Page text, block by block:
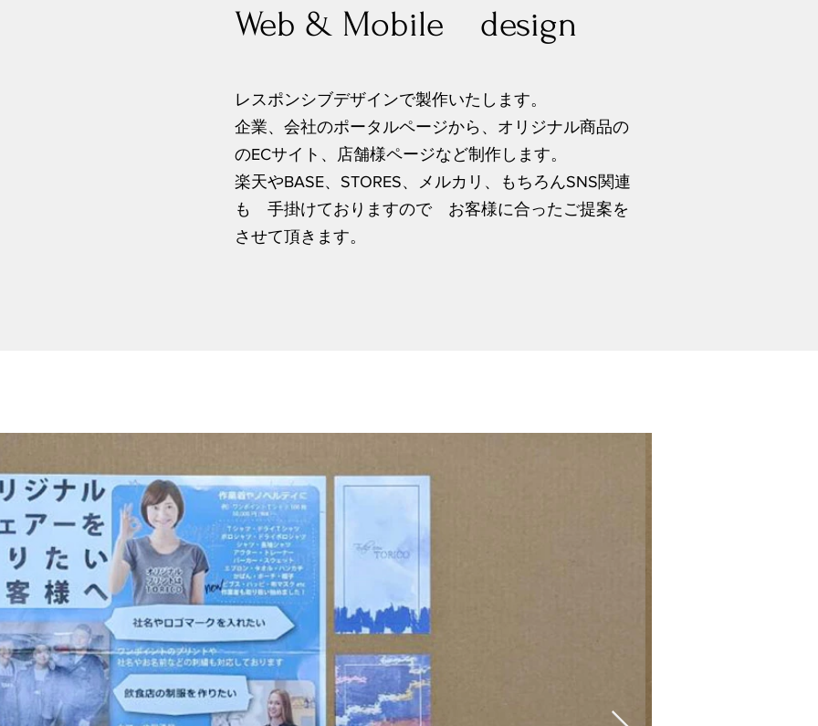
Web & Mobile design
レスポンシブデザインで製作いたします。
企業、会社のポータルページから、オリジナル商品の
のECサイト、店舗様ページなど制作します。
楽天やBASE、STORES、メルカリ、もちろんSNS関連
も 手掛けておりますので お客様に合ったご提案を
させて頂きます。